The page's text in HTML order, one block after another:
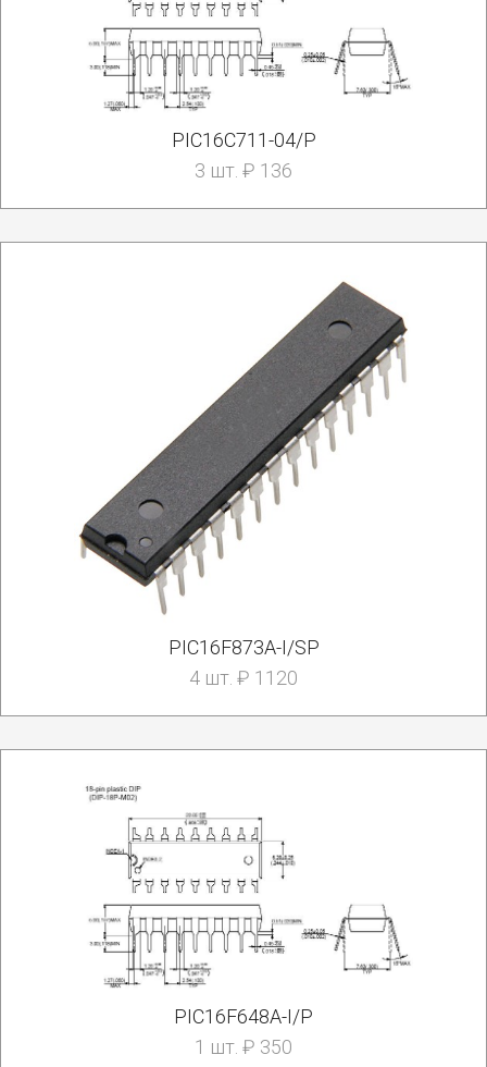
PIC16C711-04/P
3 шт. ₽ 136
PIC16F873A-I/SP
4 шт. ₽ 1120
PIC16F648A-I/P
1 шт. ₽ 350